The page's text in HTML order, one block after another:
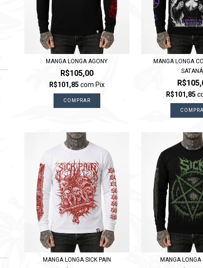
MANGA LONGA AGONY
R$105,00
R$101,85 com Pix
COMPRAR
MANGA LONGA
R$101,85
MANGA LONGA SICK PAIN MANGA LONGA